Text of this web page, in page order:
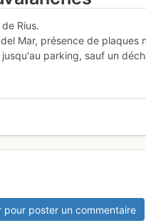
Rius.
Mar, présence de plaques
parking, sauf un
pour poster un commentaire